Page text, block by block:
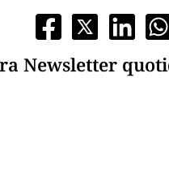
Newsletter